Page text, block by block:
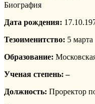
Биография
Дата рождения:
Тезоименитство: 5 марта
Образование:
Ученая степень: –
Должность: Проректор